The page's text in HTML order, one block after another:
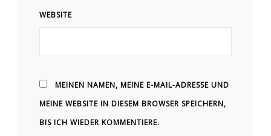
WEBSITE
MEINEN NAMEN, MEINE E-MAIL-ADRESSE UND
MEINE WEBSITE IN DIESEM BROWSER SPEICHERN,
BIS ICH WIEDER KOMMENTIERE.